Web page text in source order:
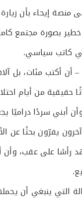
منصة إيحاء بأن
بصورة مجتمع
كاتب سياسي.
– أن أكتب مئات،
حقيقية من أيام
أبني سردًا دراميًا
يفرّون بحثًا عن
رأسًا على عقب،
التي ينبغي أن